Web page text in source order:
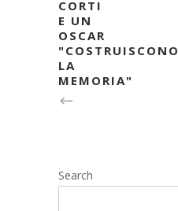
CORTI
E UN
OSCAR
"COSTRUISCONO
LA
MEMORIA"
Search